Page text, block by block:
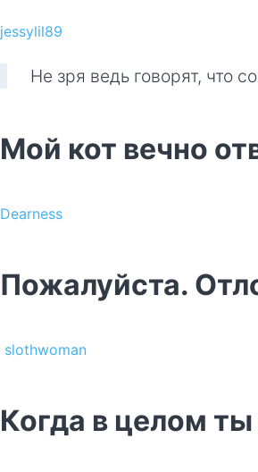
jessylil89
Не зря ведь говорят, что
Мой кот вечно
Dearness
Пожалуйста.
slothwoman
Когда в целом